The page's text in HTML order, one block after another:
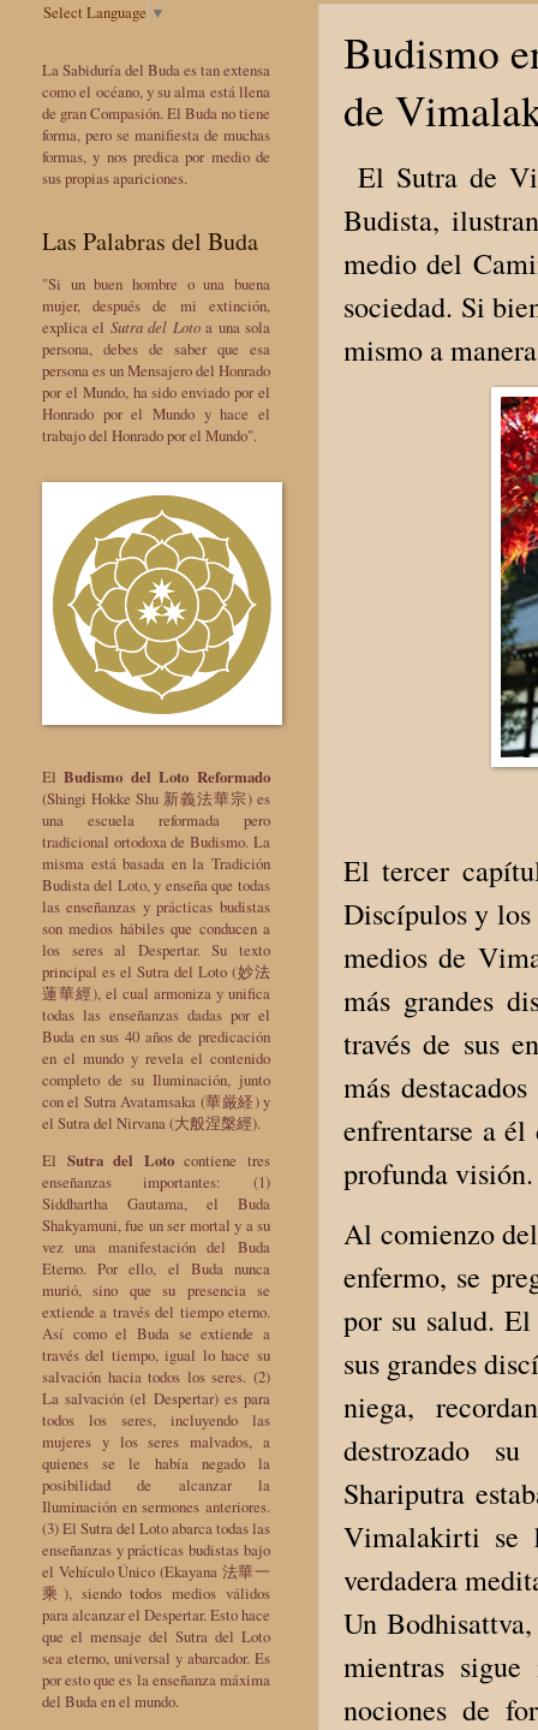
Budismo
de
El Sutra de
Budista,
medio del
sociedad. Si
mismo a
El tercer
Discípulos y
medios de
más grandes
través de sus
más
enfrentarse a
profunda visión.
Al comienzo
enfermo, se
por su salud.
sus grandes
niega,
destrozado
Shariputra
Vimalakirti se
verdadera
Un
mientras
nociones de
Select Language ▼
La Sabiduría del Buda es tan extensa
como el océano, y su alma está llena
de gran Compasión. El Buda no tiene
forma, pero se manifiesta de muchas
formas, y nos predica por medio de
sus propias apariciones.
Las Palabras del Buda
"Si un buen hombre o una buena
mujer, después de mi extinción,
explica el Sutra del Lotoa una sola
persona, debes de saber que esa
persona es un Mensajero del Honrado
por el Mundo, ha sido enviado por el
Honrado por el Mundo y hace el
trabajo del Honrado por el Mundo".
ElBudismo del Loto Reformado
(Shingi Hokke Shu 新義法華宗) es
una escuela reformada pero
tradicional ortodoxa de Budismo. La
misma está basada en la Tradición
Budista del Loto, y enseña que todas
las enseñanzas y prácticas budistas
son medios hábiles que conducen a
los seres al Despertar. Su texto
principal es el Sutra del Loto (妙法
蓮華經), el cual armoniza y unifica
todas las enseñanzas dadas por el
Buda en sus 40 años de predicación
en el mundo y revela el contenido
completo de su Iluminación, junto
con el Sutra Avatamsaka (華厳経) y
el Sutra del Nirvana (大般涅槃經).
El Sutra del Lotocontiene tres
enseñanzas importantes: (1)
Siddhartha Gautama, el Buda
Shakyamuni, fue un ser mortal y a su
vez una manifestación del Buda
Eterno. Por ello, el Buda nunca
murió, sino que su presencia se
extiende a través del tiempo eterno.
Así como el Buda se extiende a
través del tiempo, igual lo hace su
salvación hacia todos los seres. (2)
La salvación (el Despertar) es para
todos los seres, incluyendo las
mujeres y los seres malvados, a
quienes se le había negado la
posibilidad de alcanzar la
Iluminación en sermones anteriores.
(3) El Sutra del Loto abarca todas las
enseñanzas y prácticas budistas bajo
el Vehículo Único (Ekayana 法華一
乘), siendo todos medios válidos
para alcanzar el Despertar. Esto hace
que el mensaje del Sutra del Loto
sea eterno, universal y abarcador. Es
por esto que es la enseñanza máxima
del Buda en el mundo.